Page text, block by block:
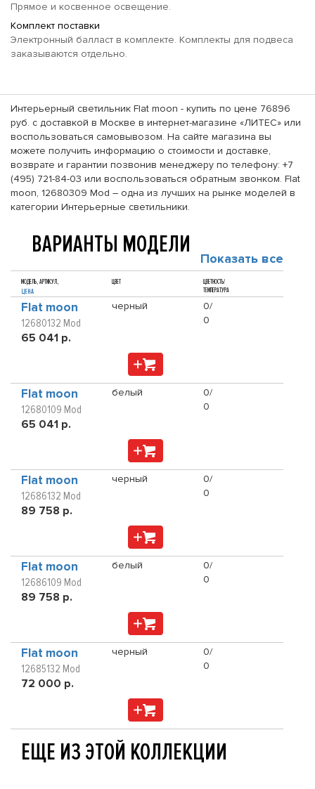
Прямое и косвенное освещение.
Комплект поставки
Электронный балласт в комплекте. Комплекты для подвеса
заказываются отдельно.
Интерьерный светильник Flat moon - купить по цене 76896
руб. с доставкой в Москве в интернет-магазине «ЛИТЕС» или
воспользоваться самовывозом. На сайте магазина вы
можете получить информацию о стоимости и доставке,
возврате и гарантии позвонив менеджеру по телефону: +7
(495) 721-84-03 или воспользоваться обратным звонком. Flat
moon, 12680309 Mod – одна из лучших на рынке моделей в
категории Интерьерные светильники.
ВАРИАНТЫ МОДЕЛИ Показать все
МОДЕЛЬ, АРТИКУЛ,
ЦЕНА
ЦВЕТ
ЦВЕТНОСТЬ/
ТЕМПЕРАТУРА
Flat moon
12680132 Mod
65 041 р.
черный
0/
0
Flat moon
12680109 Mod
65 041 р.
белый
0/
0
Flat moon
12686132 Mod
89 758 р.
черный
0/
0
Flat moon
12686109 Mod
89 758 р.
белый
0/
0
Flat moon
12685132 Mod
72 000 р.
черный
0/
0
ЕЩЕ ИЗ ЭТОЙ КОЛЛЕКЦИИ